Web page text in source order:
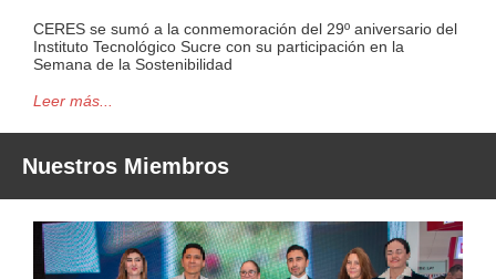
CERES se sumó a la conmemoración del 29º aniversario del
Instituto Tecnológico Sucre con su participación en la
Semana de la Sostenibilidad
Leer más...
Nuestros Miembros